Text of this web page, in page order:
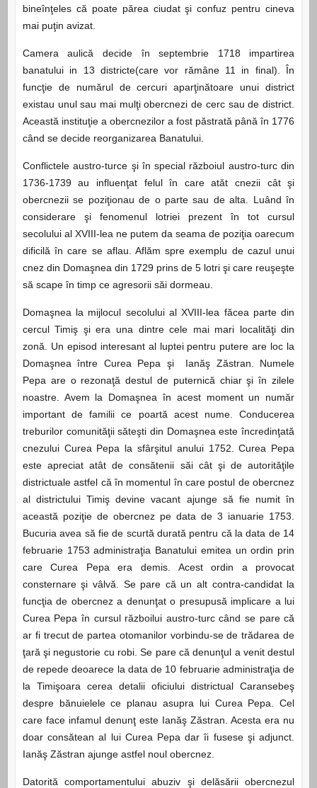
bineînţeles că poate părea ciudat şi confuz pentru cineva
mai puţin avizat.
Camera aulică decide în septembrie 1718 impartirea
banatului in 13 districte(care vor rămâne 11 in final). În
funcţie de numărul de cercuri aparţinătoare unui district
existau unul sau mai mulţi obercnezi de cerc sau de district.
Această instituţie a obercnezilor a fost păstrată până în 1776
când se decide reorganizarea Banatului.
Conflictele austro-turce şi în special războiul austro-turc din
1736-1739 au influenţat felul în care atăt cnezii cât şi
obercnezii se poziţionau de o parte sau de alta. Luând în
considerare şi fenomenul lotriei prezent în tot cursul
secolului al XVIII-lea ne putem da seama de poziţia oarecum
dificilă în care se aflau. Aflăm spre exemplu de cazul unui
cnez din Domaşnea din 1729 prins de 5 lotri şi care reuşeşte
să scape în timp ce agresorii săi dormeau.
Domaşnea la mijlocul secolului al XVIII-lea făcea parte din
cercul Timiş şi era una dintre cele mai mari localităţi din
zonă. Un episod interesant al luptei pentru putere are loc la
Domaşnea între Curea Pepa şi Ianăş Zăstran. Numele
Pepa are o rezonaţă destul de puternică chiar şi în zilele
noastre. Avem la Domaşnea în acest moment un număr
important de familii ce poartă acest nume. Conducerea
treburilor comunităţii săteşti din Domaşnea este încredinţată
cnezului Curea Pepa la sfârşitul anului 1752. Curea Pepa
este apreciat atât de consătenii săi cât şi de autorităţile
districtuale astfel că în momentul în care postul de obercnez
al districtului Timiş devine vacant ajunge să fie numit în
această poziţie de obercnez pe data de 3 ianuarie 1753.
Bucuria avea să fie de scurtă durată pentru că la data de 14
februarie 1753 administraţia Banatului emitea un ordin prin
care Curea Pepa era demis. Acest ordin a provocat
consternare şi vâlvă. Se pare că un alt contra-candidat la
funcţia de obercnez a denunţat o presupusă implicare a lui
Curea Pepa în cursul războilui austro-turc când se pare că
ar fi trecut de partea otomanilor vorbindu-se de trădarea de
ţară şi negustorie cu robi. Se pare că denunţul a venit destul
de repede deoarece la data de 10 februarie administraţia de
la Timişoara cerea detalii oficiului districtual Caransebeş
despre bănuielele ce planau asupra lui Curea Pepa. Cel
care face infamul denunţ este Ianăş Zăstran. Acesta era nu
doar consătean al lui Curea Pepa dar îi fusese şi adjunct.
Ianăş Zăstran ajunge astfel noul obercnez.
Datorită comportamentului abuziv şi delăsării obercnezul